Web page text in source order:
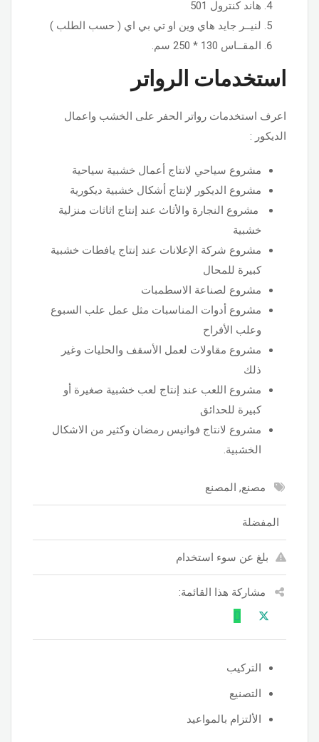
هاند كنترول 501
لنيــر جايد هاي وين او تي بي اي ( حسب الطلب )
المقــاس 130 * 250 سم.
استخدمات الرواتر
اعرف استخدمات رواتر الحفر على الخشب واعمال
الديكور :
مشروع سياحي لانتاج أعمال خشبية سياحية
مشروع الديكور لإنتاج أشكال خشبية ديكورية
مشروع النجارة والأثاث عند إنتاج اثاثات منزلية
خشبية
مشروع شركة الإعلانات عند إنتاج يافطات خشبية
كبيرة للمحال
مشروع لصناعة الاسطمبات
مشروع أدوات المناسبات مثل عمل علب السبوع
وعلب الأفراح
مشروع مقاولات لعمل الأسقف والحليات وغير
ذلك
مشروع اللعب عند إنتاج لعب خشبية صغيرة أو
كبيرة للحدائق
مشروع لانتاج فوانيس رمضان وكثير من الاشكال
الخشبية.
مصنع, المصنع
المفضلة
بلغ عن سوء استخدام
مشاركة هذا القائمة:
التركيب
التصنيع
الألتزام بالمواعيد